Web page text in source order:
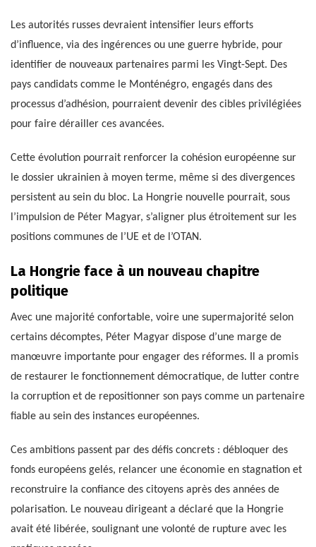
Les autorités russes devraient intensifier leurs efforts
d’influence, via des ingérences ou une guerre hybride, pour
identifier de nouveaux partenaires parmi les Vingt-Sept. Des
pays candidats comme le Monténégro, engagés dans des
processus d’adhésion, pourraient devenir des cibles privilégiées
pour faire dérailler ces avancées.
Cette évolution pourrait renforcer la cohésion européenne sur
le dossier ukrainien à moyen terme, même si des divergences
persistent au sein du bloc. La Hongrie nouvelle pourrait, sous
l’impulsion de Péter Magyar, s’aligner plus étroitement sur les
positions communes de l’UE et de l’OTAN.
La Hongrie face à un nouveau chapitre
politique
Avec une majorité confortable, voire une supermajorité selon
certains décomptes, Péter Magyar dispose d’une marge de
manœuvre importante pour engager des réformes. Il a promis
de restaurer le fonctionnement démocratique, de lutter contre
la corruption et de repositionner son pays comme un partenaire
fiable au sein des instances européennes.
Ces ambitions passent par des défis concrets : débloquer des
fonds européens gelés, relancer une économie en stagnation et
reconstruire la confiance des citoyens après des années de
polarisation. Le nouveau dirigeant a déclaré que la Hongrie
avait été libérée, soulignant une volonté de rupture avec les